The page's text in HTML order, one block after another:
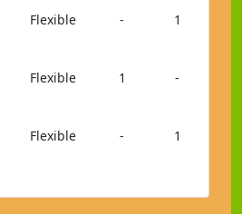
Flexible - 1
Flexible 1 -
Flexible - 1